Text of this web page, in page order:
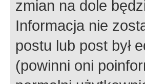
zmian na dole
Informacja nie
postu lub post był
(powinni oni